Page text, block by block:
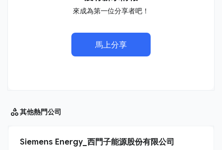
來成為第一位分享者吧！
馬上分享
其他熱門公司
Siemens Energy_西門子能源股份有限公司